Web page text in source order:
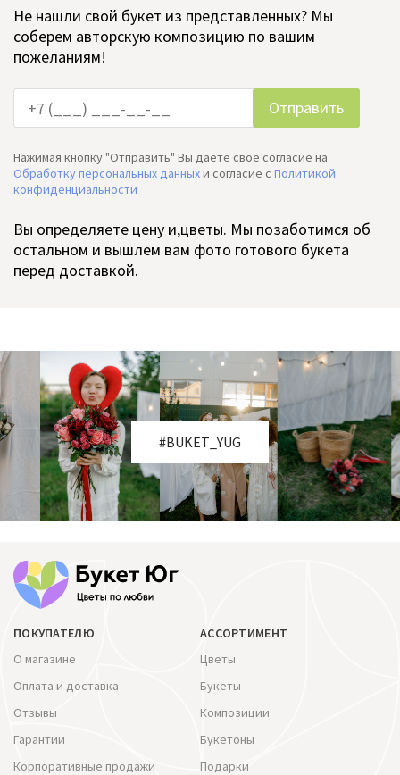
Не нашли свой букет из представленных? Мы
соберем авторскую композицию по вашим
пожеланиям!
Нажимая кнопку "Отправить" Вы даете свое согласие на
Обработку персональных данныхи согласие c Политикой
конфиденциальности
Вы определяете цену и,цветы. Мы позаботимся об
остальном и вышлем вам фото готового букета
перед доставкой.
#BUKET_YUG
ПОКУПАТЕЛЮ
О магазине
Оплата и доставка
Отзывы
Гарантии
Корпоративные продажи
АССОРТИМЕНТ
Цветы
Букеты
Композиции
Букетоны
Подарки